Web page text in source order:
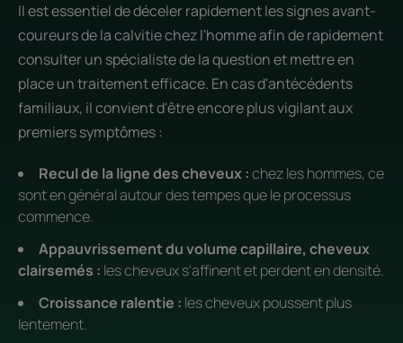
Il est essentiel de déceler rapidement les signes avant-
coureurs de la calvitie chez l'homme afin de rapidement
consulter un spécialiste de la question et mettre en
place un traitement efficace. En cas d'antécédents
familiaux, il convient d'être encore plus vigilant aux
premiers symptômes :
Recul de la ligne des cheveux :chez les hommes, ce
sont en général autour des tempes que le processus
commence.
Appauvrissement du volume capillaire, cheveux
clairsemés : les cheveux s'affinent et perdent en densité.
Croissance ralentie : les cheveux poussent plus
lentement.